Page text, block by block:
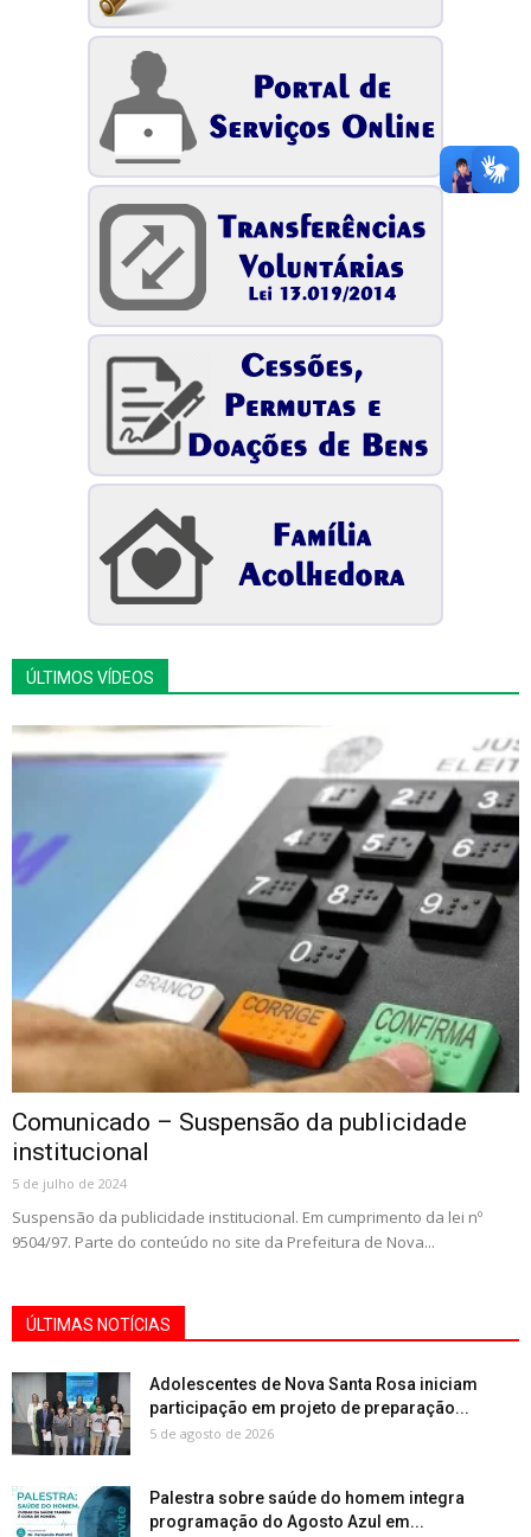
ÚLTIMOS VÍDEOS
Comunicado – Suspensão da publicidade
institucional
5 de julho de 2024
Suspensão da publicidade institucional. Em cumprimento da lei nº
9504/97. Parte do conteúdo no site da Prefeitura de Nova...
ÚLTIMAS NOTÍCIAS
Adolescentes de Nova Santa Rosa iniciam
participação em projeto de preparação...
5 de agosto de 2026
Palestra sobre saúde do homem integra
programação do Agosto Azul em...